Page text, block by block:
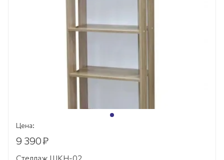
Цена:
9 390₽
Стеллаж ШКН-02